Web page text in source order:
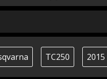
TC250 2015